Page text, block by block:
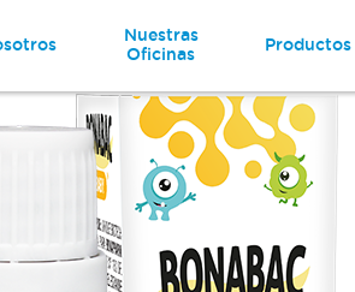
Nuestras
Oficinas
Productos